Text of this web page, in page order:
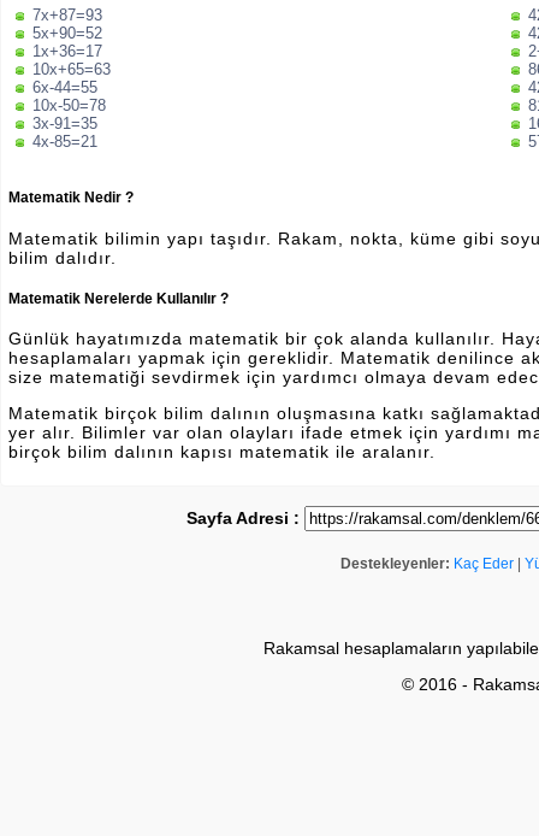
7x+87=93
5x+90=52
1x+36=17
10x+65=63
6x-44=55
10x-50=78
3x-91=35
4x-85=21
Matematik Nedir ?
Matematik bilimin yapı taşıdır. Rakam, nokta, küme gibi
bilim dalıdır.
Matematik Nerelerde Kullanılır ?
Günlük hayatımızda matematik bir çok alanda kullanılır.
hesaplamaları yapmak için gereklidir. Matematik denilince
size matematiği sevdirmek için yardımcı olmaya devam
Matematik birçok bilim dalının oluşmasına katkı
yer alır. Bilimler var olan olayları ifade etmek için yardımı
birçok bilim dalının kapısı matematik ile aralanır.
Sayfa Adresi :
Destekleyenler: Kaç Eder
Rakamsal hesaplamaların
© 2016 -